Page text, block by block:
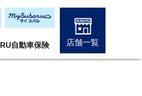
自動車保険 店舗一覧